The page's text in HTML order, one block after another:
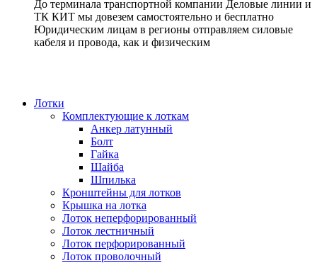
До терминала транспортной компании Деловые линии и
ТК КИТ мы довезем самостоятельно и бесплатно
Юридическим лицам в регионы отправляем силовые
кабеля и провода, как и физическим
Лотки
Комплектующие к лоткам
Анкер латунный
Болт
Гайка
Шайба
Шпилька
Кронштейны для лотков
Крышка на лотка
Лоток неперфорированный
Лоток лестничный
Лоток перфорированный
Лоток проволочный